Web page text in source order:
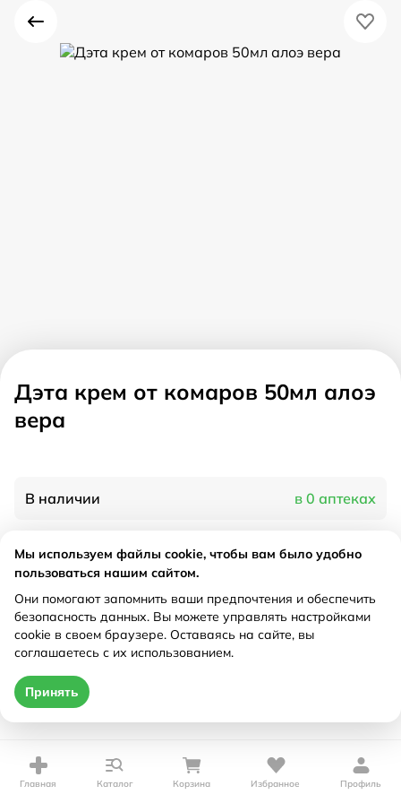
Дэта крем от комаров 50мл алоэ
вера
В наличии в 0 аптеках
Характеристики
Рецепт Не требуется
Цена действительна только при оформлении онлайн
Главная Каталог Корзина Избранное Профиль
Мы используем файлы cookie, чтобы вам было удобно
пользоваться нашим сайтом.
Они помогают запомнить ваши предпочтения и обеспечить
безопасность данных. Вы можете управлять настройками
cookie в своем браузере. Оставаясь на сайте, вы
соглашаетесь с их использованием.
Принять